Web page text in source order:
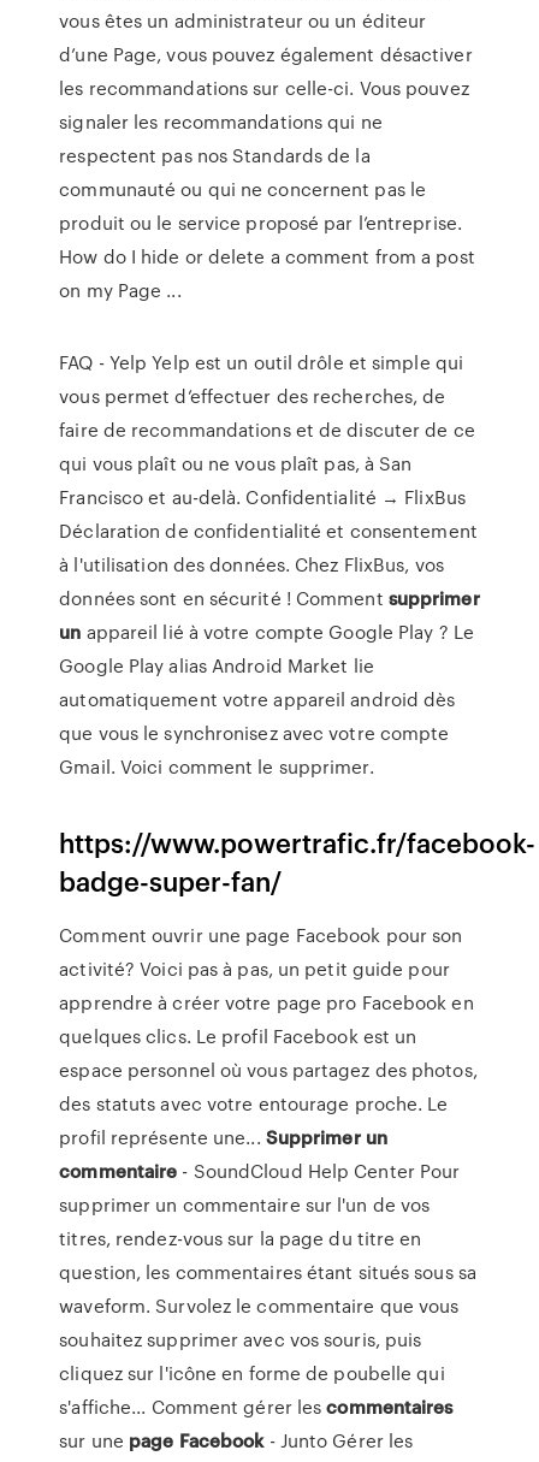
vous êtes un administrateur ou un éditeur
d’une Page, vous pouvez également désactiver
les recommandations sur celle-ci. Vous pouvez
signaler les recommandations qui ne
respectent pas nos Standards de la
communauté ou qui ne concernent pas le
produit ou le service proposé par l’entreprise.
How do I hide or delete a comment from a post
on my Page ...
FAQ - Yelp Yelp est un outil drôle et simple qui
vous permet d’effectuer des recherches, de
faire de recommandations et de discuter de ce
qui vous plaît ou ne vous plaît pas, à San
Francisco et au-delà. Confidentialité → FlixBus
Déclaration de confidentialité et consentement
à l'utilisation des données. Chez FlixBus, vos
données sont en sécurité ! Comment supprimer
un appareil lié à votre compte Google Play ? Le
Google Play alias Android Market lie
automatiquement votre appareil android dès
que vous le synchronisez avec votre compte
Gmail. Voici comment le supprimer.
https://www.powertrafic.fr/facebook-
badge-super-fan/
Comment ouvrir une page Facebook pour son
activité? Voici pas à pas, un petit guide pour
apprendre à créer votre page pro Facebook en
quelques clics. Le profil Facebook est un
espace personnel où vous partagez des photos,
des statuts avec votre entourage proche. Le
profil représente une... Supprimer un
commentaire - SoundCloud Help Center Pour
supprimer un commentaire sur l'un de vos
titres, rendez-vous sur la page du titre en
question, les commentaires étant situés sous sa
waveform. Survolez le commentaire que vous
souhaitez supprimer avec vos souris, puis
cliquez sur l'icône en forme de poubelle qui
s'affiche... Comment gérer lescommentaires
sur une page Facebook- Junto Gérer les